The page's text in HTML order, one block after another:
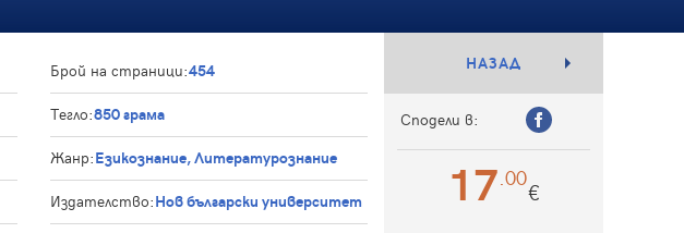
Брой на страници:454
Тегло:850 грама
Жанр:Езикознание, Литературознание
Издателство:Нов български университет
НАЗАД
Сподели в:
17 .00€